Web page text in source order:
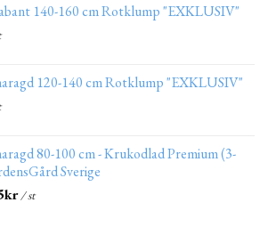
140-160 cm Rotklump "EXKLUSIV"
120-140 cm Rotklump "EXKLUSIV"
80-100 cm - Krukodlad Premium (3-
Sverige
kr/ st